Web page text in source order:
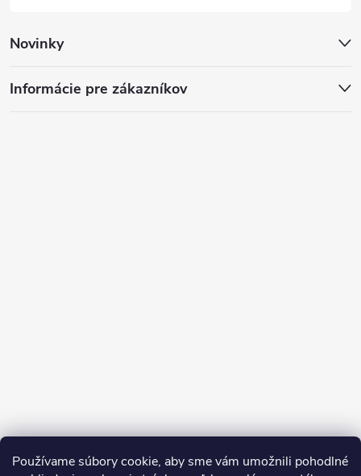
Používame súbory cookie, aby sme vám umožnili pohodlné
Novinky
Informácie pre zákazníkov